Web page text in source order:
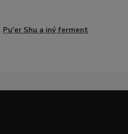
Pu'er Shu a iný ferment